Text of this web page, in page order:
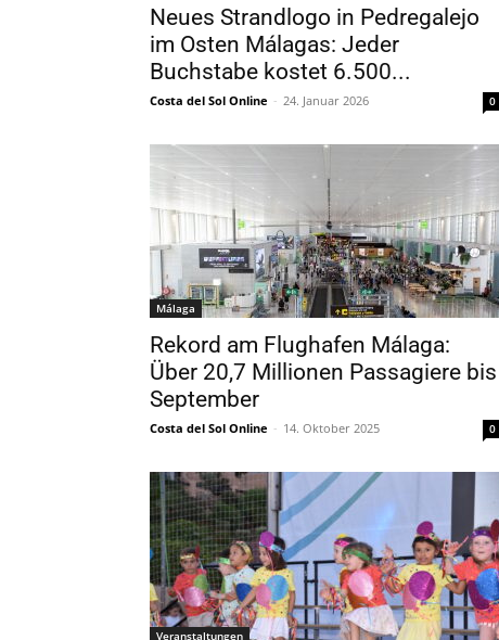
Neues Strandlogo in Pedregalejo
im Osten Málagas: Jeder
Buchstabe kostet 6.500...
Costa del Sol Online - 24. Januar 2026 0
Málaga
Rekord am Flughafen Málaga:
Über 20,7 Millionen Passagiere bis
September
Costa del Sol Online - 14. Oktober 2025 0
Veranstaltungen